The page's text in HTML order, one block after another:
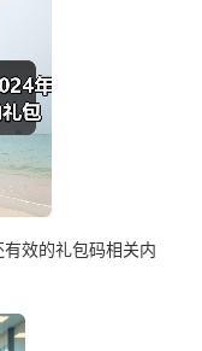
效的礼包码相关内